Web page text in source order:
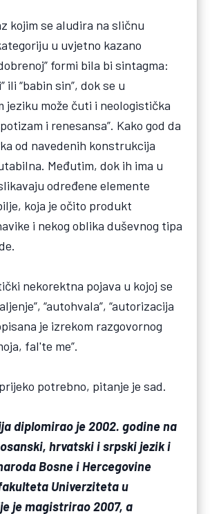
kojim se aludira na sličnu
u uvjetno kazano
formi bila bi sintagma:
ili “babin sin”, dok se u
jeziku može čuti i neologistička
i renesansa”. Kako god da
od navedenih konstrukcija
Međutim, dok ih ima u
određene elemente
koja je očito produkt
i nekog oblika duševnog tipa
nekorektna pojava u kojoj se
“autohvala”, “autorizacija
je izrekom razgovornog
fal'te me”.
potrebno, pitanje je sad.
diplomirao je 2002. godine na
hrvatski i srpski jezik i
Bosne i Hercegovine
Univerziteta u
je magistrirao 2007, a